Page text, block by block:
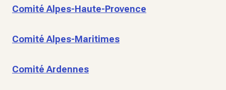
Comité Alpes-Haute-Provence
Comité Alpes-Maritimes
Comité Ardennes